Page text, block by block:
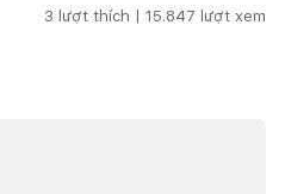
3 lượt thích | 15.847 lượt xem